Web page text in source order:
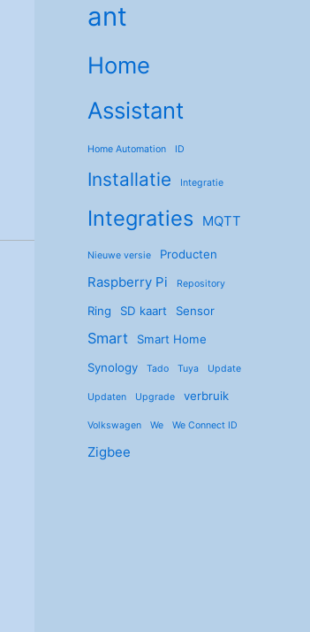
ant
Home
Assistant
Home Automation ID
Installatie Integratie
Integraties MQTT
Nieuwe versie Producten
Raspberry Pi Repository
Ring SD kaart Sensor
Smart
Smart Home
Synology
Tado Tuya Update
Updaten Upgrade verbruik
Volkswagen We We Connect ID
Zigbee